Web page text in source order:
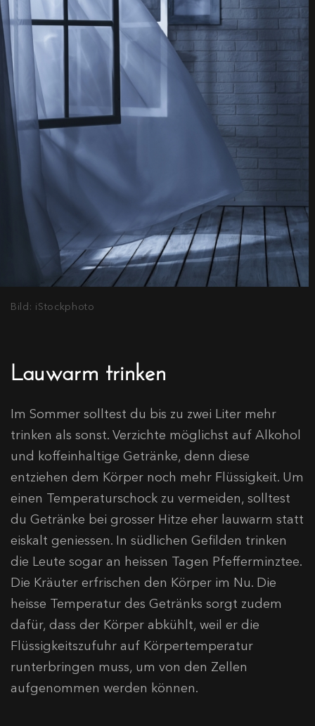
Bild: iStockphoto
Lauwarm trinken
Im Sommer solltest du bis zu zwei Liter mehr
trinken als sonst. Verzichte möglichst auf Alkohol
und koffeinhaltige Getränke, denn diese
entziehen dem Körper noch mehr Flüssigkeit. Um
einen Temperaturschock zu vermeiden, solltest
du Getränke bei grosser Hitze eher lauwarm statt
eiskalt geniessen. In südlichen Gefilden trinken
die Leute sogar an heissen Tagen Pfefferminztee.
Die Kräuter erfrischen den Körper im Nu. Die
heisse Temperatur des Getränks sorgt zudem
dafür, dass der Körper abkühlt, weil er die
Flüssigkeitszufuhr auf Körpertemperatur
runterbringen muss, um von den Zellen
aufgenommen werden können.